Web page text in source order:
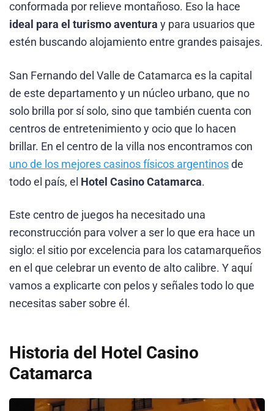
conformada por relieve montañoso. Eso la hace
ideal para el turismo aventura y para usuarios que
estén buscando alojamiento entre grandes paisajes.
San Fernando del Valle de Catamarca es la capital
de este departamento y un núcleo urbano, que no
solo brilla por sí solo, sino que también cuenta con
centros de entretenimiento y ocio que lo hacen
brillar. En el centro de la villa nos encontramos con
uno de los mejores casinos físicos argentinos de
todo el país, el Hotel Casino Catamarca.
Este centro de juegos ha necesitado una
reconstrucción para volver a ser lo que era hace un
siglo: el sitio por excelencia para los catamarqueños
en el que celebrar un evento de alto calibre. Y aquí
vamos a explicarte con pelos y señales todo lo que
necesitas saber sobre él.
Historia del Hotel Casino
Catamarca